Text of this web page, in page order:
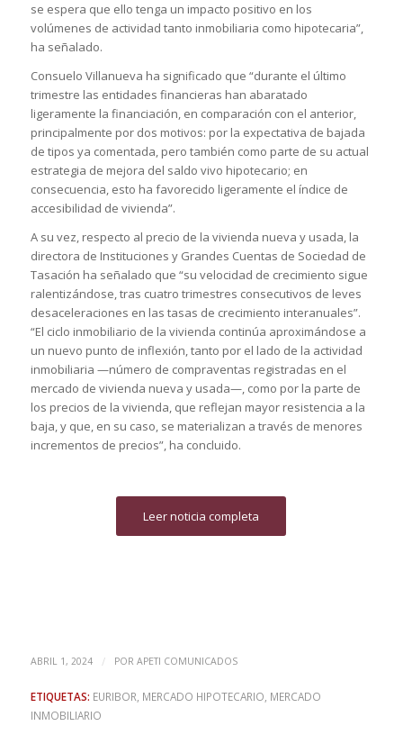
se espera que ello tenga un impacto positivo en los
volúmenes de actividad tanto inmobiliaria como hipotecaria”,
ha señalado.
Consuelo Villanueva ha significado que “durante el último
trimestre las entidades financieras han abaratado
ligeramente la financiación, en comparación con el anterior,
principalmente por dos motivos: por la expectativa de bajada
de tipos ya comentada, pero también como parte de su actual
estrategia de mejora del saldo vivo hipotecario; en
consecuencia, esto ha favorecido ligeramente el índice de
accesibilidad de vivienda”.
A su vez, respecto al precio de la vivienda nueva y usada, la
directora de Instituciones y Grandes Cuentas de Sociedad de
Tasación ha señalado que “su velocidad de crecimiento sigue
ralentizándose, tras cuatro trimestres consecutivos de leves
desaceleraciones en las tasas de crecimiento interanuales”.
“El ciclo inmobiliario de la vivienda continúa aproximándose a
un nuevo punto de inflexión, tanto por el lado de la actividad
inmobiliaria —número de compraventas registradas en el
mercado de vivienda nueva y usada—, como por la parte de
los precios de la vivienda, que reflejan mayor resistencia a la
baja, y que, en su caso, se materializan a través de menores
incrementos de precios”, ha concluido.
Leer noticia completa
ABRIL 1, 2024 / POR APETI COMUNICADOS
ETIQUETAS: EURIBOR MERCADO HIPOTECARIO MERCADO
INMOBILIARIO